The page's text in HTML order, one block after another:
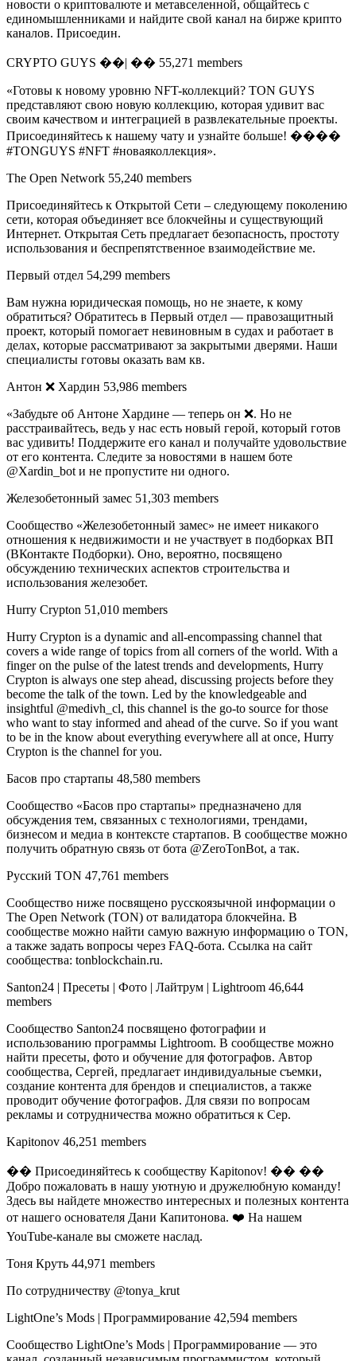
новости о криптовалюте и метавселенной, общайтесь с
единомышленниками и найдите свой канал на бирже крипто
каналов. Присоедин.
CRYPTO GUYS ��| �� 55,271 members
«Готовы к новому уровню NFT-коллекций? TON GUYS
представляют свою новую коллекцию, которая удивит вас
своим качеством и интеграцией в развлекательные проекты.
Присоединяйтесь к нашему чату и узнайте больше! ����
#TONGUYS #NFT #новаяколлекция».
The Open Network 55,240 members
Присоединяйтесь к Открытой Сети – следующему поколению
сети, которая объединяет все блокчейны и существующий
Интернет. Открытая Сеть предлагает безопасность, простоту
использования и беспрепятственное взаимодействие ме.
Первый отдел 54,299 members
Вам нужна юридическая помощь, но не знаете, к кому
обратиться? Обратитесь в Первый отдел — правозащитный
проект, который помогает невиновным в судах и работает в
делах, которые рассматривают за закрытыми дверями. Наши
специалисты готовы оказать вам кв.
Антон ❌ Хардин 53,986 members
«Забудьте об Антоне Хардине — теперь он ❌. Но не
расстраивайтесь, ведь у нас есть новый герой, который готов
вас удивить! Поддержите его канал и получайте удовольствие
от его контента. Следите за новостями в нашем боте
@Xardin_bot и не пропустите ни одного.
Железобетонный замес 51,303 members
Сообщество «Железобетонный замес» не имеет никакого
отношения к недвижимости и не участвует в подборках ВП
(ВКонтакте Подборки). Оно, вероятно, посвящено
обсуждению технических аспектов строительства и
использования железобет.
Hurry Crypton 51,010 members
Hurry Crypton is a dynamic and all-encompassing channel that
covers a wide range of topics from all corners of the world. With a
finger on the pulse of the latest trends and developments, Hurry
Crypton is always one step ahead, discussing projects before they
become the talk of the town. Led by the knowledgeable and
insightful @medivh_cl, this channel is the go-to source for those
who want to stay informed and ahead of the curve. So if you want
to be in the know about everything everywhere all at once, Hurry
Crypton is the channel for you.
Басов про стартапы 48,580 members
Сообщество «Басов про стартапы» предназначено для
обсуждения тем, связанных с технологиями, трендами,
бизнесом и медиа в контексте стартапов. В сообществе можно
получить обратную связь от бота @ZeroTonBot, а так.
Русский TON 47,761 members
Сообщество ниже посвящено русскоязычной информации о
The Open Network (TON) от валидатора блокчейна. В
сообществе можно найти самую важную информацию о TON,
а также задать вопросы через FAQ-бота. Ссылка на сайт
сообщества: tonblockchain.ru.
Santon24 | Пресеты | Фото | Лайтрум | Lightroom 46,644
members
Сообщество Santon24 посвящено фотографии и
использованию программы Lightroom. В сообществе можно
найти пресеты, фото и обучение для фотографов. Автор
сообщества, Сергей, предлагает индивидуальные съемки,
создание контента для брендов и специалистов, а также
проводит обучение фотографов. Для связи по вопросам
рекламы и сотрудничества можно обратиться к Сер.
Kapitonov 46,251 members
�� Присоединяйтесь к сообществу Kapitonov! �� ��
Добро пожаловать в нашу уютную и дружелюбную команду!
Здесь вы найдете множество интересных и полезных контента
от нашего основателя Дани Капитонова. ❤️ На нашем
YouTube-канале вы сможете наслад.
Тоня Круть 44,971 members
По сотрудничеству @tonya_krut
LightOne’s Mods | Программирование 42,594 members
Сообщество LightOne’s Mods | Программирование — это